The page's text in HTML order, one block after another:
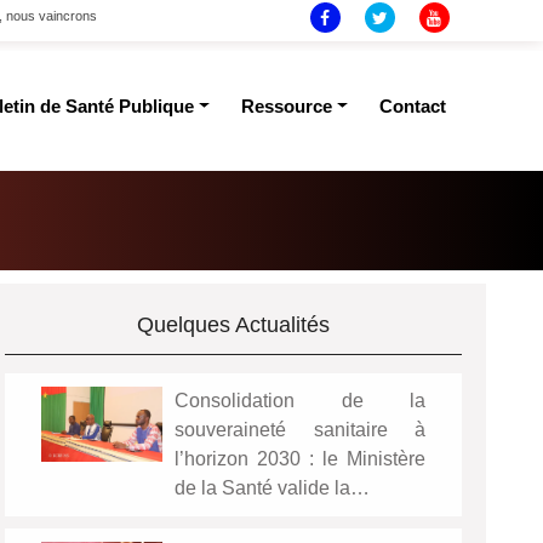
nous vaincrons
de Santé Publique Ressource Contact
Quelques Actualités
Consolidation de la
souveraineté sanitaire à
l’horizon 2030 : le Ministère
de la Santé valide la…